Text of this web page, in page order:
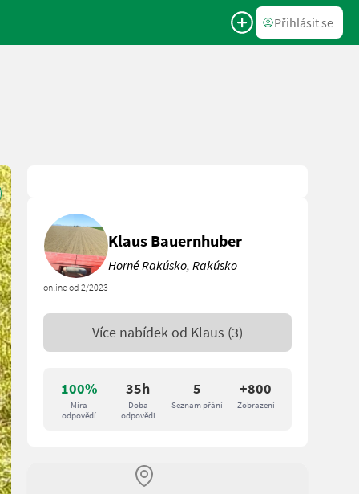
Přihlásit se
100%
Míra
odpovědí
35h
Doba
odpovědi
5
Seznam přání
+800
Zobrazení
online od 2/2023
Klaus Bauernhuber
Horné Rakúsko, Rakúsko
Více nabídek od Klaus (3)